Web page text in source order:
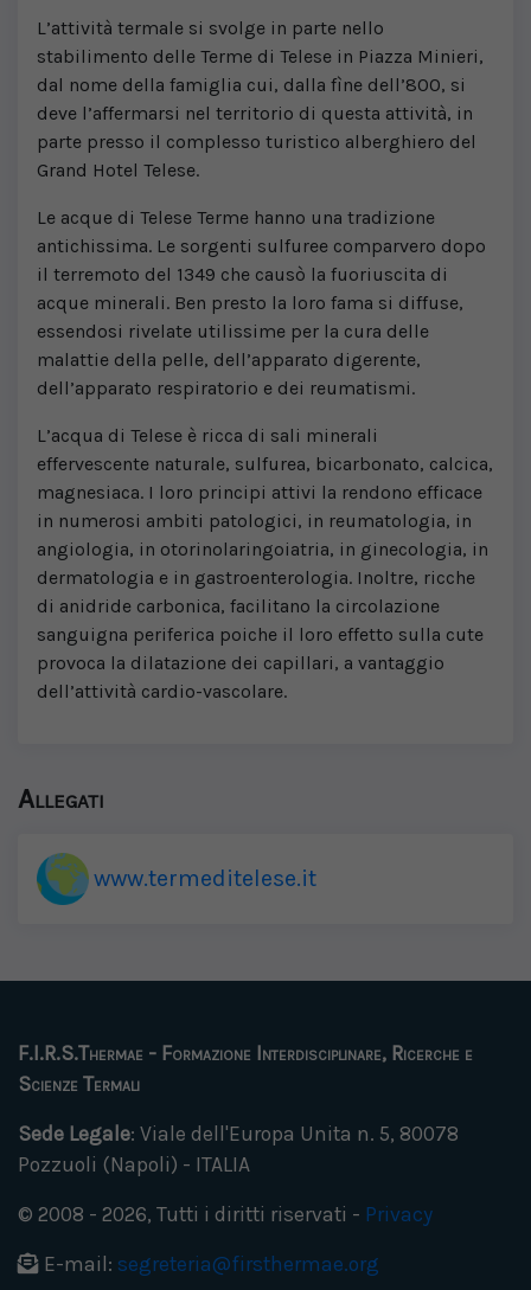
L’attività termale si svolge in parte nello
stabilimento delle Terme di Telese in Piazza Minieri,
dal nome della famiglia cui, dalla fìne dell’800, si
deve l’affermarsi nel territorio di questa attività, in
parte presso il complesso turistico alberghiero del
Grand Hotel Telese.
Le acque di Telese Terme hanno una tradizione
antichissima. Le sorgenti sulfuree comparvero dopo
il terremoto del 1349 che causò la fuoriuscita di
acque minerali. Ben presto la loro fama si diffuse,
essendosi rivelate utilissime per la cura delle
malattie della pelle, dell’apparato digerente,
dell’apparato respiratorio e dei reumatismi.
L’acqua di Telese è ricca di sali minerali
effervescente naturale, sulfurea, bicarbonato, calcica,
magnesiaca. I loro principi attivi la rendono efficace
in numerosi ambiti patologici, in reumatologia, in
angiologia, in otorinolaringoiatria, in ginecologia, in
dermatologia e in gastroenterologia. Inoltre, ricche
di anidride carbonica, facilitano la circolazione
sanguigna periferica poiche il loro effetto sulla cute
provoca la dilatazione dei capillari, a vantaggio
dell’attività cardio-vascolare.
Allegati
www.termeditelese.it
F.I.R.S.Thermae - Formazione Interdisciplinare, Ricerche e
Scienze Termali
Sede Legale: Viale dell'Europa Unita n. 5, 80078
Pozzuoli (Napoli) - ITALIA
© 2008 - 2026, Tutti i diritti riservati - Privacy
E-mail: segreteria@firsthermae.org